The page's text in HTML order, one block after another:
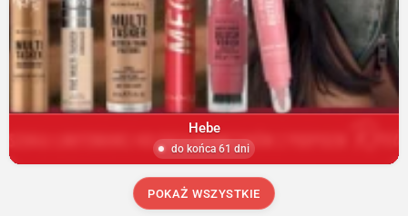
Hebe
do końca 61 dni
POKAŻ WSZYSTKIE